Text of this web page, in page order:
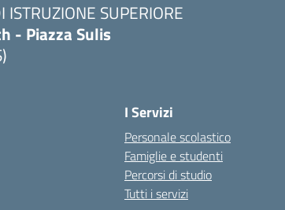
ISTRUZIONE SUPERIORE
- Piazza Sulis
I Servizi
Personale scolastico
Famiglie e studenti
Percorsi di studio
Tutti i servizi